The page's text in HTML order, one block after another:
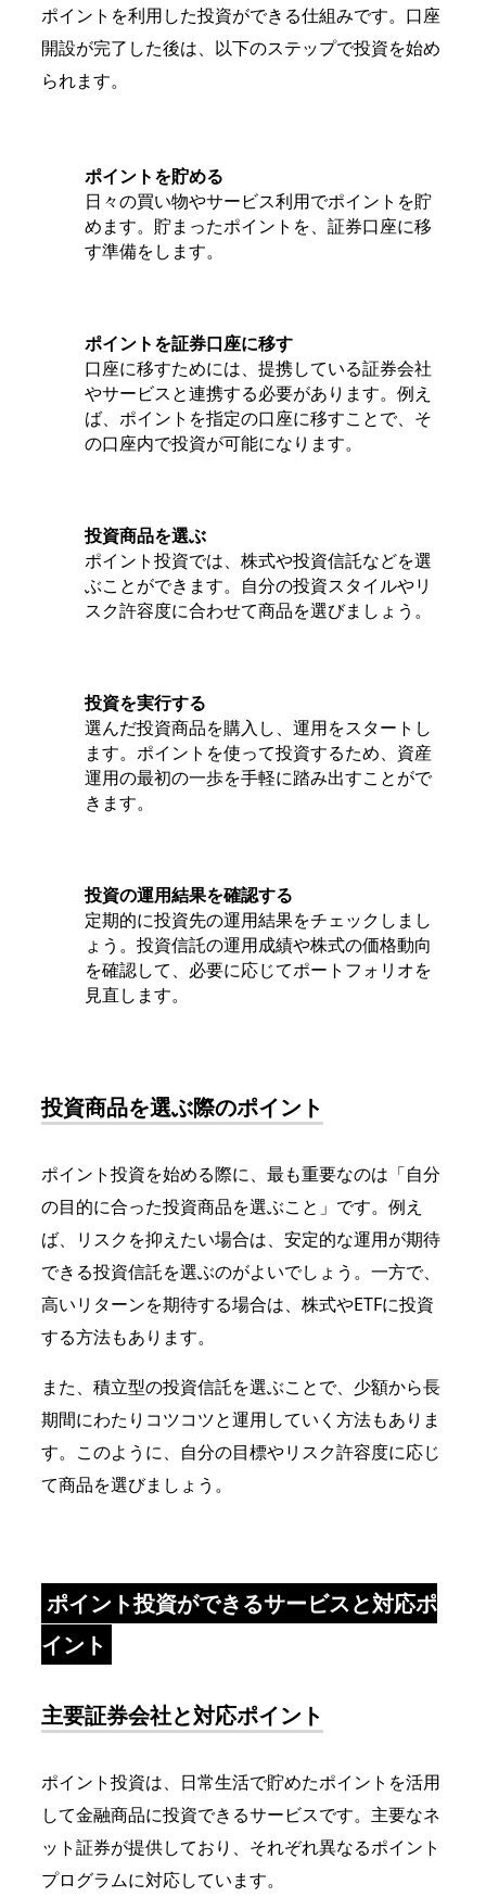
ポイントを利用した投資ができる仕組みです。口座
開設が完了した後は、以下のステップで投資を始め
られます。
ポイントを貯める
日々の買い物やサービス利用でポイントを貯
めます。貯まったポイントを、証券口座に移
す準備をします。
ポイントを証券口座に移す
口座に移すためには、提携している証券会社
やサービスと連携する必要があります。例え
ば、ポイントを指定の口座に移すことで、そ
の口座内で投資が可能になります。
投資商品を選ぶ
ポイント投資では、株式や投資信託などを選
ぶことができます。自分の投資スタイルやリ
スク許容度に合わせて商品を選びましょう。
投資を実行する
選んだ投資商品を購入し、運用をスタートし
ます。ポイントを使って投資するため、資産
運用の最初の一歩を手軽に踏み出すことがで
きます。
投資の運用結果を確認する
定期的に投資先の運用結果をチェックしまし
ょう。投資信託の運用成績や株式の価格動向
を確認して、必要に応じてポートフォリオを
見直します。
投資商品を選ぶ際のポイント
ポイント投資を始める際に、最も重要なのは「自分
の目的に合った投資商品を選ぶこと」です。例え
ば、リスクを抑えたい場合は、安定的な運用が期待
できる投資信託を選ぶのがよいでしょう。一方で、
高いリターンを期待する場合は、株式やETFに投資
する方法もあります。
また、積立型の投資信託を選ぶことで、少額から長
期間にわたりコツコツと運用していく方法もありま
す。このように、自分の目標やリスク許容度に応じ
て商品を選びましょう。
ポイント投資ができるサービスと対応ポ
イント
主要証券会社と対応ポイント
ポイント投資は、日常生活で貯めたポイントを活用
して金融商品に投資できるサービスです。主要なネ
ット証券が提供しており、それぞれ異なるポイント
プログラムに対応しています。